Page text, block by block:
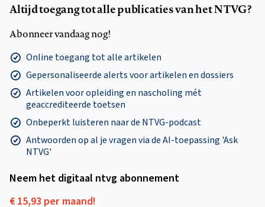
Altijd toegang tot alle publicaties van het NTVG?
Abonneer vandaag nog!
Online toegang tot alle artikelen
Gepersonaliseerde alerts voor artikelen en dossiers
Artikelen voor opleiding en nascholing mét
geaccrediteerde toetsen
Onbeperkt luisteren naar de NTVG-podcast
Antwoorden op al je vragen via de AI-toepassing 'Ask
NTVG'
Neem het digitaal ntvg abonnement
€ 15,93 per maand!